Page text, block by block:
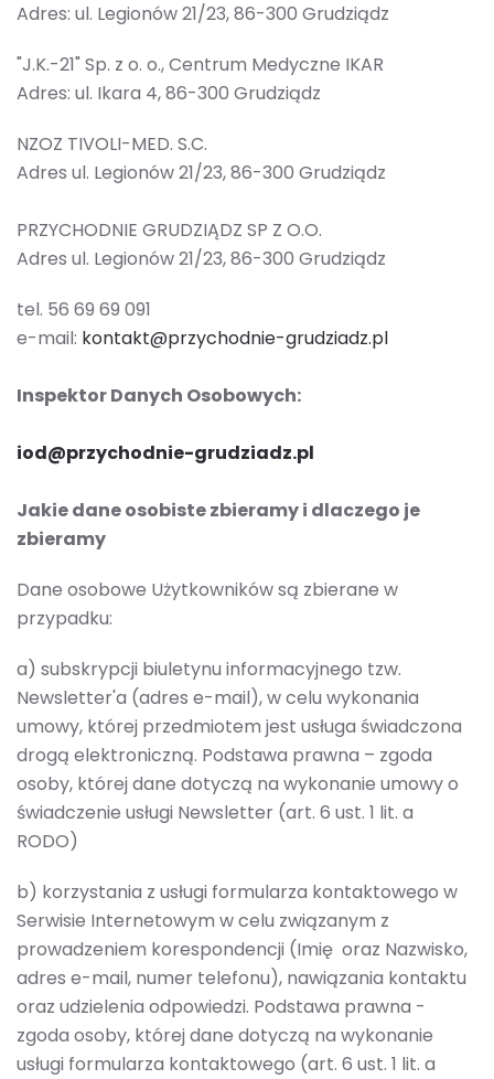
Adres: ul. Legionów 21/23, 86-300 Grudziądz
"J.K.-21" Sp. z o. o., Centrum Medyczne IKAR
Adres: ul. Ikara 4, 86-300 Grudziądz
NZOZ TIVOLI-MED. S.C.
Adres ul. Legionów 21/23, 86-300 Grudziądz
PRZYCHODNIE GRUDZIĄDZ SP Z O.O.
Adres ul. Legionów 21/23, 86-300 Grudziądz
tel. 56 69 69 091
e-mail: kontakt@przychodnie-grudziadz.pl
Inspektor Danych Osobowych:
iod@przychodnie-grudziadz.pl
Jakie dane osobiste zbieramy i dlaczego je
zbieramy
Dane osobowe Użytkowników są zbierane w
przypadku:
a) subskrypcji biuletynu informacyjnego tzw.
Newsletter'a (adres e-mail), w celu wykonania
umowy, której przedmiotem jest usługa świadczona
drogą elektroniczną. Podstawa prawna – zgoda
osoby, której dane dotyczą na wykonanie umowy o
świadczenie usługi Newsletter (art. 6 ust. 1 lit. a
RODO)
b) korzystania z usługi formularza kontaktowego w
Serwisie Internetowym w celu związanym z
prowadzeniem korespondencji (Imię oraz Nazwisko,
adres e-mail, numer telefonu), nawiązania kontaktu
oraz udzielenia odpowiedzi. Podstawa prawna -
zgoda osoby, której dane dotyczą na wykonanie
usługi formularza kontaktowego (art. 6 ust. 1 lit. a